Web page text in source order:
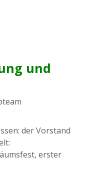
und
der Vorstand
erster